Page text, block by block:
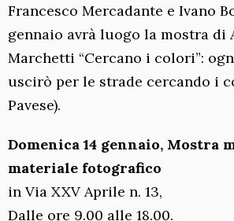
Francesco Mercadante e Ivano
gennaio avrà luogo la mostra di
Marchetti “Cercano i colori”:
uscirò per le strade cercando i
Pavese).
Domenica 14 gennaio, Mostra
materiale fotografico
in Via XXV Aprile n. 13,
Dalle ore 9.00 alle 18.00.